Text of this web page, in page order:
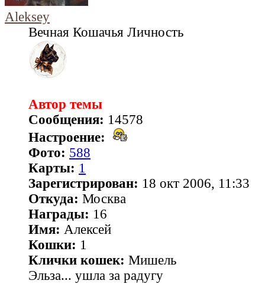
Aleksey
Вечная Кошачья Личность
Автор темы
Сообщения: 14578
Настроение:
Фото: 588
Карты: 1
Зарегистрирован: 18 окт 2006, 11:33
Откуда: Москва
Награды: 16
Имя: Алексей
Кошки: 1
Клички кошек: Мишель
Эльза... ушла за радугу